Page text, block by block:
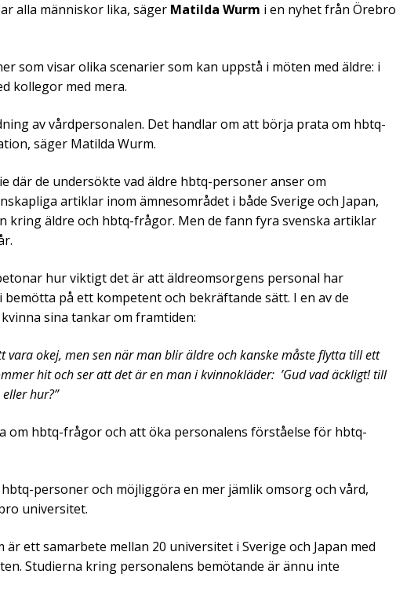
alla människor lika, säger Matilda Wurm i en nyhet från Örebro
som visar olika scenarier som kan uppstå i möten med äldre: i
kollegor med mera.
av vårdpersonalen. Det handlar om att börja prata om hbtq-
säger Matilda Wurm.
där de undersökte vad äldre hbtq-personer anser om
artiklar inom ämnesområdet i både Sverige och Japan,
kring äldre och hbtq-frågor. Men de fann fyra svenska artiklar
hur viktigt det är att äldreomsorgens personal har
på ett kompetent och bekräftande sätt. I en av de
sina tankar om framtiden:
okej, men sen när man blir äldre och kanske måste flytta till ett
hit och ser att det är en man i kvinnokläder: ’Gud vad äckligt! till
hur?”
om hbtq-frågor och att öka personalens förståelse för hbtq-
personer och möjliggöra en mer jämlik omsorg och vård,
universitet.
ett samarbete mellan 20 universitet i Sverige och Japan med
Studierna kring personalens bemötande är ännu inte